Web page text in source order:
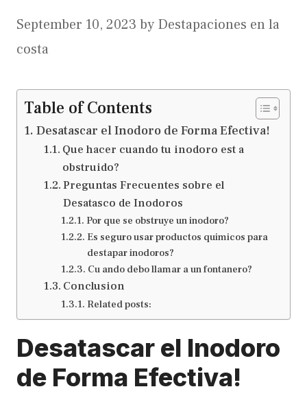
September 10, 2023 by Destapaciones en la
costa
Table of Contents
Desatascar el Inodoro de Forma Efectiva!
Que hacer cuando tu inodoro est a
obstruido?
Preguntas Frecuentes sobre el
Desatasco de Inodoros
Por que se obstruye un inodoro?
Es seguro usar productos quimicos para
destapar inodoros?
Cu ando debo llamar a un fontanero?
Conclusion
Related posts:
Desatascar el Inodoro
de Forma Efectiva!